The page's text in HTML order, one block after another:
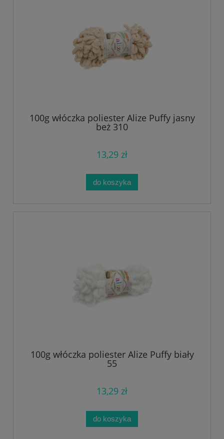
100g włóczka poliester Alize Puffy jasny
beż 310
13,29 zł
do koszyka
100g włóczka poliester Alize Puffy biały
55
13,29 zł
do koszyka